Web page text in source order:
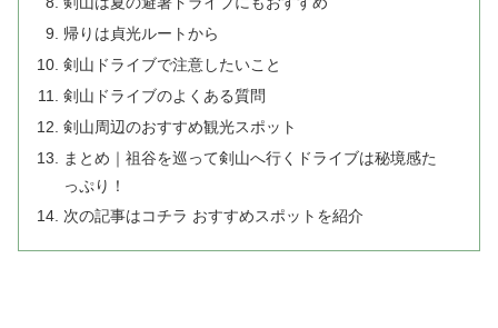
帰りは貞光ルートから
剣山ドライブで注意したいこと
剣山ドライブのよくある質問
剣山周辺のおすすめ観光スポット
まとめ｜祖谷を巡って剣山へ行くドライブは秘境感た
っぷり！
次の記事はコチラ おすすめスポットを紹介